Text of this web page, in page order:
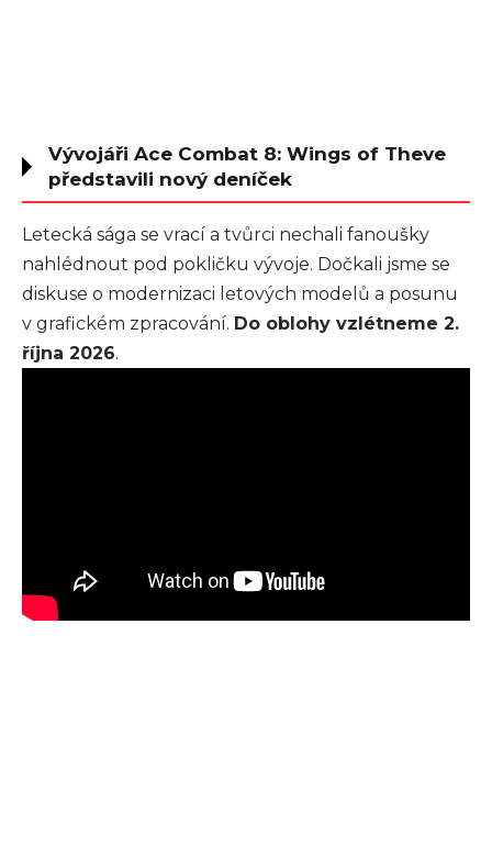
Vývojáři Ace Combat 8: Wings of Theve
představili nový deníček
Letecká sága se vrací a tvůrci nechali fanoušky
nahlédnout pod pokličku vývoje. Dočkali jsme se
diskuse o modernizaci letových modelů a posunu
v grafickém zpracování. Do oblohy vzlétneme 2.
října 2026.